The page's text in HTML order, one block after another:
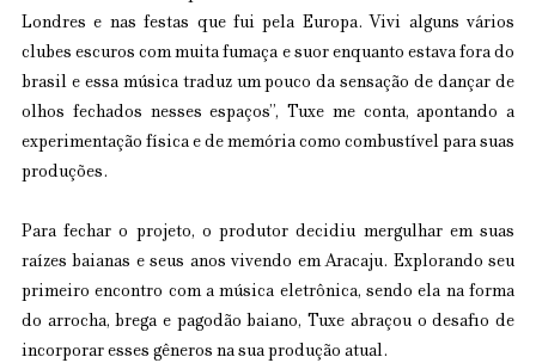
Londres e nas festas que fui pela Europa. Vivi alguns vários
clubes escuros com muita fumaça e suor enquanto estava fora do
brasil e essa música traduz um pouco da sensação de dançar de
olhos fechados nesses espaços”, Tuxe me conta, apontando a
experimentação física e de memória como combustível para suas
produções.
Para fechar o projeto, o produtor decidiu mergulhar em suas
raízes baianas e seus anos vivendo em Aracaju. Explorando seu
primeiro encontro com a música eletrônica, sendo ela na forma
do arrocha, brega e pagodão baiano, Tuxe abraçou o desafio de
incorporar esses gêneros na sua produção atual.